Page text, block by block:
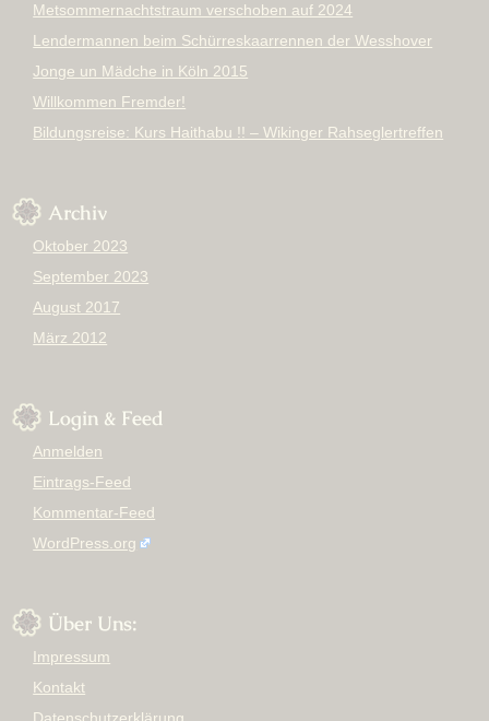
Metsommernachtstraum verschoben auf 2024
Lendermannen beim Schürreskaarrennen der Wesshover
Jonge un Mädche in Köln 2015
Willkommen Fremder!
Bildungsreise: Kurs Haithabu !! – Wikinger Rahseglertreffen
Archiv
Oktober 2023
September 2023
August 2017
März 2012
Login & Feed
Anmelden
Eintrags-Feed
Kommentar-Feed
WordPress.org
Über Uns:
Impressum
Kontakt